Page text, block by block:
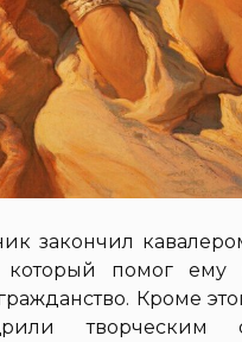
закончил
который помог ему
Кроме
творческим